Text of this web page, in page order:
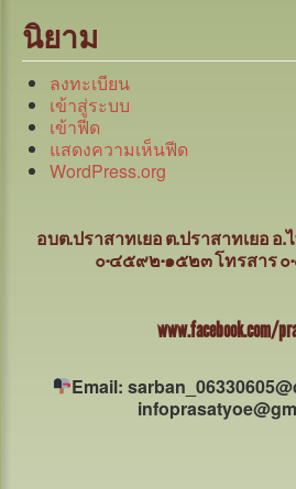
นิยาม
ลงทะเบียน
เข้าสู่ระบบ
เข้าฟีด
แสดงความเห็นฟีด
WordPress.org
อบต.ปราสาทเยอ ต.ปราสาทเยอ อ.
๐-๔๕๙๒-๑๕๒๓ โทรสาร
www.facebook.com/
Email: